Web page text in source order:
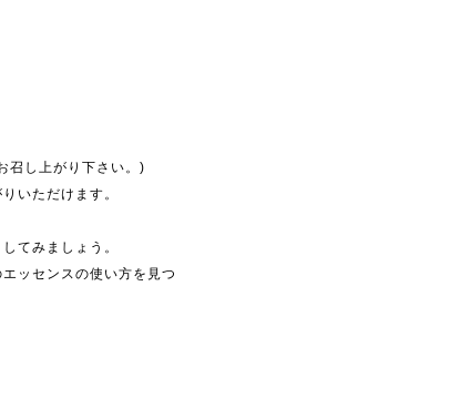
召し上がり下さい。)
いただけます。
てみましょう。
ッセンスの使い方を見つ